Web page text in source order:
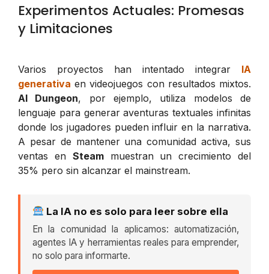
Experimentos Actuales: Promesas
y Limitaciones
Varios proyectos han intentado integrar IA
generativa en videojuegos con resultados mixtos.
AI Dungeon, por ejemplo, utiliza modelos de
lenguaje para generar aventuras textuales infinitas
donde los jugadores pueden influir en la narrativa.
A pesar de mantener una comunidad activa, sus
ventas en Steammuestran un crecimiento del
35% pero sin alcanzar el mainstream.
La IA no es solo para leer sobre ella
En la comunidad la aplicamos: automatización,
agentes IA y herramientas reales para emprender,
no solo para informarte.